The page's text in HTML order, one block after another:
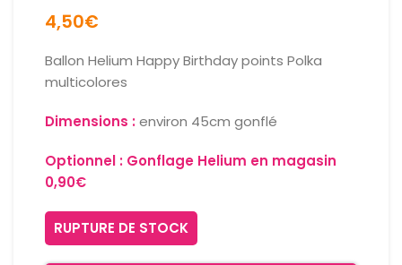
4,50€
Ballon Helium Happy Birthday points Polka
multicolores
Dimensions :environ 45cm gonflé
Optionnel : Gonflage Helium en magasin
0,90€
RUPTURE DE STOCK